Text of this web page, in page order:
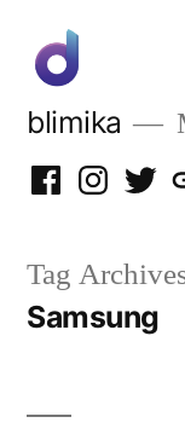
content
blimika
Facebook
Instagram
Tag
Samsung